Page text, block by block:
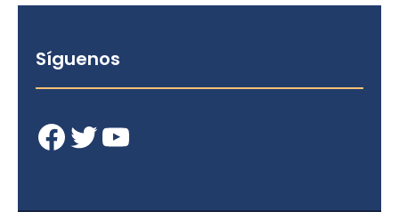
Síguenos
Facebook Twitter YouTube